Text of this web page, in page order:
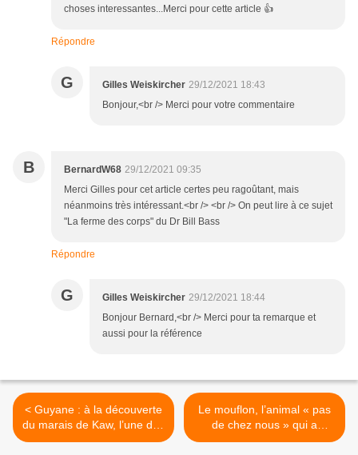
choses interessantes...Merci pour cette article 👍
Répondre
G Gilles Weiskircher 29/12/2021 18:43
Bonjour,<br /> Merci pour votre commentaire
B BernardW68 29/12/2021 09:35
Merci Gilles pour cet article certes peu ragoûtant, mais
néanmoins très intéressant.<br /> <br /> On peut lire à ce sujet
"La ferme des corps" du Dr Bill Bass
Répondre
G Gilles Weiskircher 29/12/2021 18:44
Bonjour Bernard,<br /> Merci pour ta remarque et
aussi pour la référence
< Guyane : à la découverte
du marais de Kaw, l’une des
plus grandes réserves
Le mouflon, l’animal « pas
de chez nous » qui a
apprivoisé les Pyrénées >